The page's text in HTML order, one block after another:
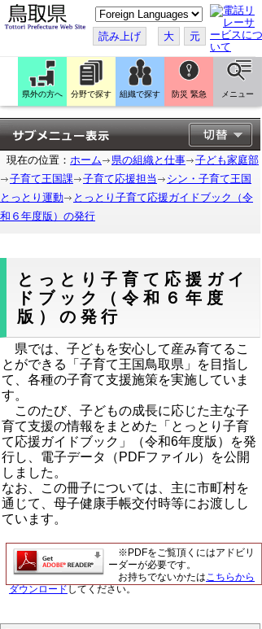
こ
の
ペ
ー
ジ
を
翻
訳
す
る
読み上げ 大 元
県外の方へ 分野で探す 組織で探す 防災 緊急 メニュー
現在の位置： ホーム 県の組織と仕事
子ども家庭部
子育て王国課
子育て応援担当
シン・子育て王国
とっとり運動
とっとり子育て応援ガイドブック（令
和６年度版）の発行
とっとり子育て応援ガイ
ドブック（令和６年度
版）の発行
県では、子どもを安心して産み育てるこ
とができる「子育て王国鳥取県」を目指し
て、各種の子育て支援施策を実施していま
す。
このたび、子どもの成長に応じた主な子
育て支援の情報をまとめた「とっとり子育
て応援ガイドブック」（令和6年度版）を発
行し、電子データ（PDFファイル）を公開
しました。
なお、この冊子については、主に市町村を
通じて、母子健康手帳交付時等にお渡しし
ています。
※PDFをご覧頂くにはアドビリ
ーダーが必要です。
お持ちでないかたはこちらから
ダウンロード してください。